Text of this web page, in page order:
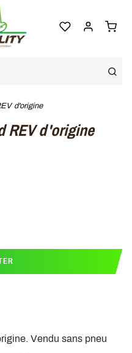
d'origine
REV d'origine
Vendu sans pneu